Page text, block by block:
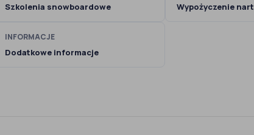
Szkolenia snowboardowe Wypożyczenie nart
INFORMACJE
Dodatkowe informacje